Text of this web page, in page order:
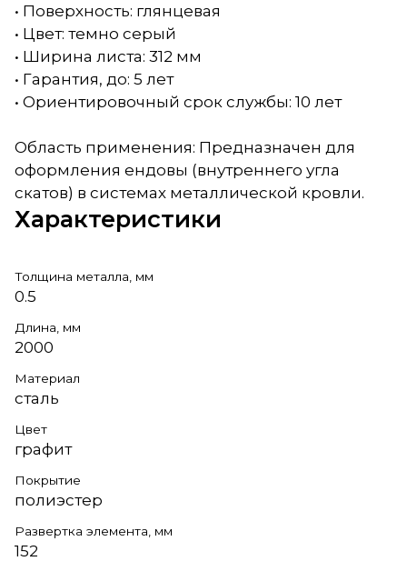
• Поверхность: глянцевая
• Цвет: темно серый
• Ширина листа: 312 мм
• Гарантия, до: 5 лет
• Ориентировочный срок службы: 10 лет
Область применения: Предназначен для
оформления ендовы (внутреннего угла
скатов) в системах металлической кровли.
Характеристики
Толщина металла, мм
0.5
Длина, мм
2000
Материал
сталь
Цвет
графит
Покрытие
полиэстер
Развертка элемента, мм
152